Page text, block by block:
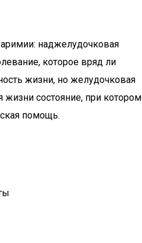
наджелудочковая
которое вряд ли
жизни, но желудочковая
состояние, при котором
помощь.